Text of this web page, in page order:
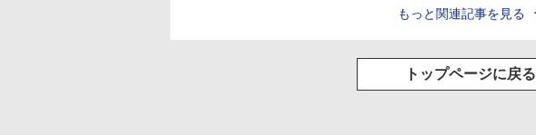
もっと関連記事を見る
トップページに戻る